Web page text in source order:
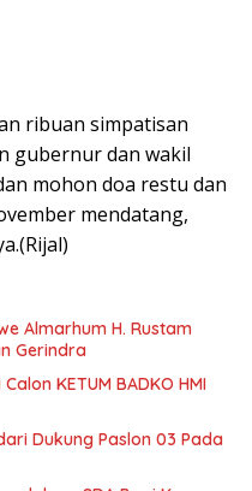
ribuan simpatisan
gubernur dan wakil
mohon doa restu dan
mendatang,
Almarhum H. Rustam
Gerindra
KETUM BADKO HMI
Dukung Paslon 03 Pada